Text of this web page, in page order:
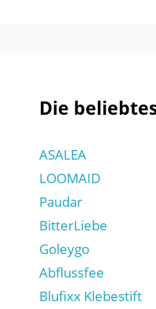
Die
ASALEA
LOOMAID
Paudar
BitterLiebe
Goleygo
Abflussfee
Blufixx Klebestift